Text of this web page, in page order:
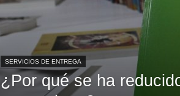
SERVICIOS DE ENTREGA
¿Por qué se ha